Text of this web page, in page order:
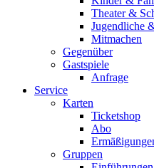
Theater &
Jugendliche
Mitmachen
Gegenüber
Gastspiele
Anfrage
Service
Karten
Ticketshop
Abo
Gruppen